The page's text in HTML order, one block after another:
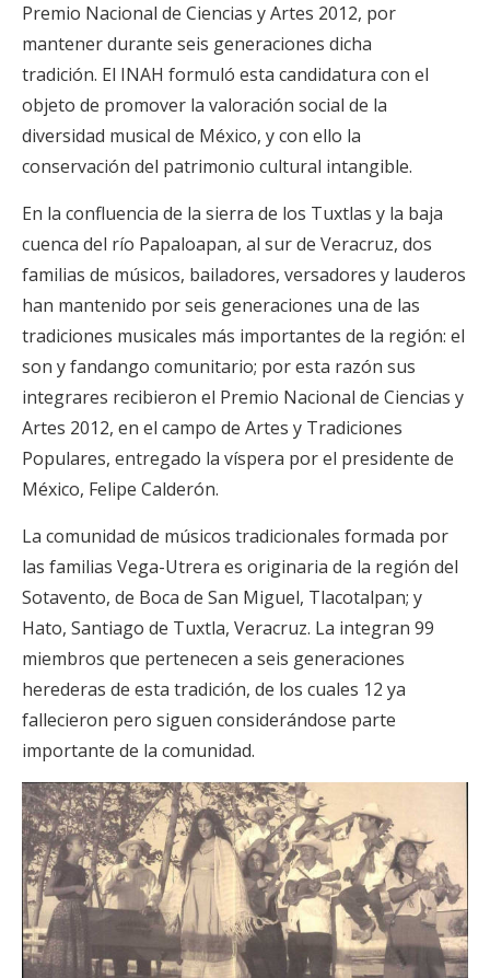
Premio Nacional de Ciencias y Artes 2012, por
mantener durante seis generaciones dicha
tradición. El INAH formuló esta candidatura con el
objeto de promover la valoración social de la
diversidad musical de México, y con ello la
conservación del patrimonio cultural intangible.
En la confluencia de la sierra de los Tuxtlas y la baja
cuenca del río Papaloapan, al sur de Veracruz, dos
familias de músicos, bailadores, versadores y lauderos
han mantenido por seis generaciones una de las
tradiciones musicales más importantes de la región: el
son y fandango comunitario; por esta razón sus
integrares recibieron el Premio Nacional de Ciencias y
Artes 2012, en el campo de Artes y Tradiciones
Populares, entregado la víspera por el presidente de
México, Felipe Calderón.
La comunidad de músicos tradicionales formada por
las familias Vega-Utrera es originaria de la región del
Sotavento, de Boca de San Miguel, Tlacotalpan; y
Hato, Santiago de Tuxtla, Veracruz. La integran 99
miembros que pertenecen a seis generaciones
herederas de esta tradición, de los cuales 12 ya
fallecieron pero siguen considerándose parte
importante de la comunidad.